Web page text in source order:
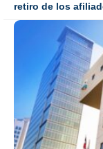
retiro de los